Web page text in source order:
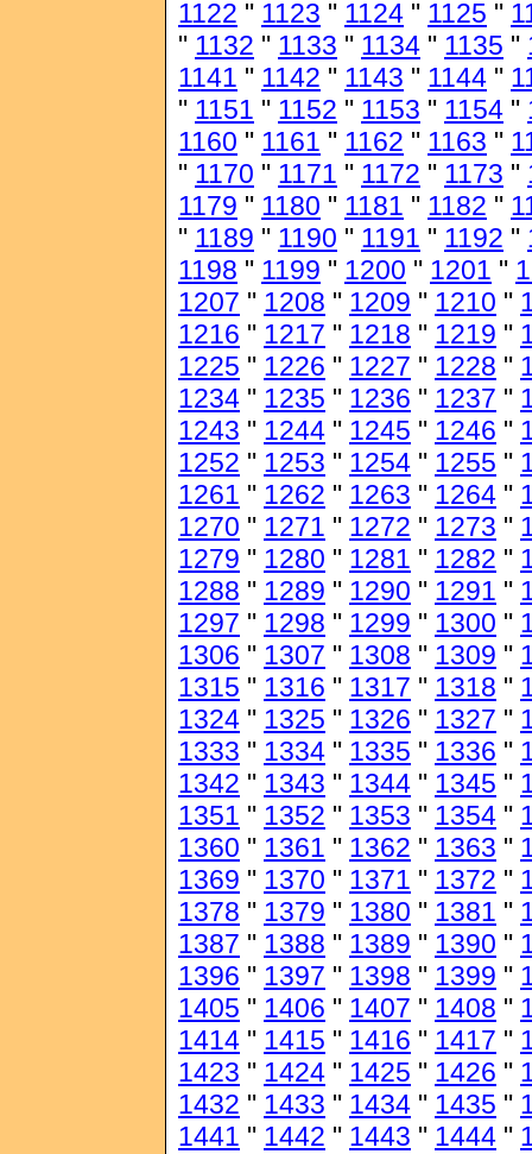
1122 " 1123 " 1124 " 1125 "
" 1132 " 1133 " 1134 " 1135 "
1141 " 1142 " 1143 " 1144 "
" 1151 " 1152 " 1153 " 1154 "
1160 " 1161 " 1162 " 1163 "
" 1170 " 1171 " 1172 " 1173 "
1179 " 1180 " 1181 " 1182 "
" 1189 " 1190 " 1191 " 1192 "
1198 " 1199 " 1200 " 1201 "
1207 " 1208 " 1209 " 1210 "
1216 " 1217 " 1218 " 1219 "
1225 " 1226 " 1227 " 1228 "
1234 " 1235 " 1236 " 1237 "
1243 " 1244 " 1245 " 1246 "
1252 " 1253 " 1254 " 1255 "
1261 " 1262 " 1263 " 1264 "
1270 " 1271 " 1272 " 1273 "
1279 " 1280 " 1281 " 1282 "
1288 " 1289 " 1290 " 1291 "
1297 " 1298 " 1299 " 1300 "
1306 " 1307 " 1308 " 1309 "
1315 " 1316 " 1317 " 1318 "
1324 " 1325 " 1326 " 1327 "
1333 " 1334 " 1335 " 1336 "
1342 " 1343 " 1344 " 1345 "
1351 " 1352 " 1353 " 1354 "
1360 " 1361 " 1362 " 1363 "
1369 " 1370 " 1371 " 1372 "
1378 " 1379 " 1380 " 1381 "
1387 " 1388 " 1389 " 1390 "
1396 " 1397 " 1398 " 1399 "
1405 " 1406 " 1407 " 1408 "
1414 " 1415 " 1416 " 1417 "
1423 " 1424 " 1425 " 1426 "
1432 " 1433 " 1434 " 1435 "
1441 " 1442 " 1443 " 1444 "